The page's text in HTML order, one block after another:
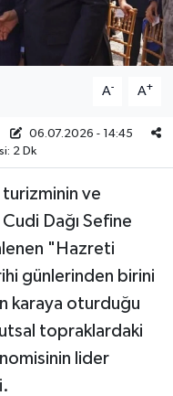
A- A+
06.07.2026 - 14:45
2 Dk
ve
Dağı Sefine
"Hazreti
günlerinden birini
karaya oturduğu
topraklardaki
lider